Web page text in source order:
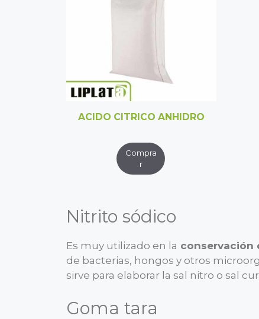
ACIDO CITRICO ANHIDRO
​Nitrito sódico
Es muy utilizado en la conservación
de bacterias, hongos y otros
sirve para elaborar la sal nitro o sal
Goma tara